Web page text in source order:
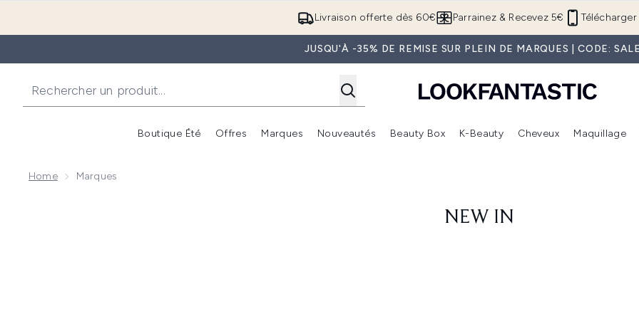
Passer au contenu principal
Livraison offerte dès 60€ Télécharger
Parrainez & Recevez 5€
JUSQU'À -35% DE REMISE SUR PLEIN DE MARQUES | CODE:
Boutique Été
Accédez au sous-menu (Boutique Été )
Offres
Accédez au sous-menu (Offres)
Marques
Accédez au sous-menu (Marques)
Nouveautés
Accédez au sous-menu (Nouveautés)
Beauty Box
Accédez au sous-menu (Beauty Box)
K-Beauty Cheveux Maquillage
Home Marques
NEW IN